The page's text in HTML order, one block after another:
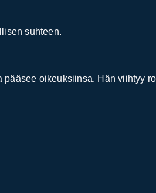
suhteen.
oikeuksiinsa. Hän viihtyy